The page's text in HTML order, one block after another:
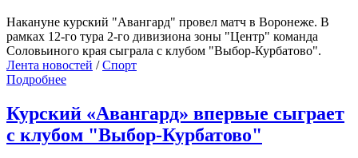
Накануне курский "Авангард" провел матч в Воронеже. В
рамках 12-го тура 2-го дивизиона зоны "Центр" команда
Соловьиного края сыграла с клубом "Выбор-Курбатово".
Лента новостей /Спорт
Подробнее
Курский «Авангард» впервые сыграет
с клубом "Выбор-Курбатово"